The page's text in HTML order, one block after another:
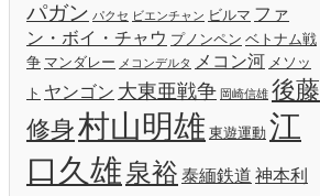
パガン パクセ ビエンチャン ビルマ ファ
ン・ボイ・チャウ プノンペン ベトナム戦
争 マンダレー メコンデルタ メコン河 メソッ
ト ヤンゴン 大東亜戦争 岡崎信雄 後藤
修身村山明雄 東遊運動 江
口久雄泉裕 泰緬鉄道 神本利